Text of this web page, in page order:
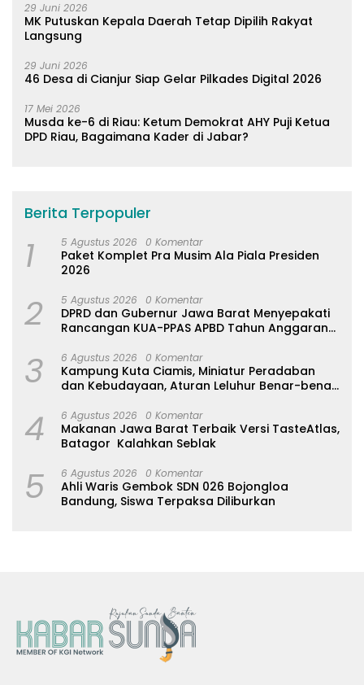
29 Juni 2026
MK Putuskan Kepala Daerah Tetap Dipilih Rakyat
Langsung
29 Juni 2026
46 Desa di Cianjur Siap Gelar Pilkades Digital 2026
17 Mei 2026
Musda ke-6 di Riau: Ketum Demokrat AHY Puji Ketua
DPD Riau, Bagaimana Kader di Jabar?
Berita Terpopuler
1 5 Agustus 2026 0 Komentar
Paket Komplet Pra Musim Ala Piala Presiden
2026
2 5 Agustus 2026 0 Komentar
DPRD dan Gubernur Jawa Barat Menyepakati
Rancangan KUA-PPAS APBD Tahun Anggaran
3 6 Agustus 2026 0 Komentar
Kampung Kuta Ciamis, Miniatur Peradaban
dan Kebudayaan, Aturan Leluhur Benar-benar
4 6 Agustus 2026 0 Komentar
Makanan Jawa Barat Terbaik Versi TasteAtlas,
Batagor Kalahkan Seblak
5 6 Agustus 2026 0 Komentar
Ahli Waris Gembok SDN 026 Bojongloa
Bandung, Siswa Terpaksa Diliburkan